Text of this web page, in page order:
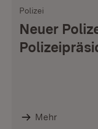
Polizei
Neuer
Mehr